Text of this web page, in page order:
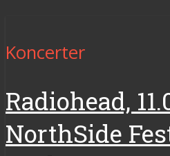
Koncerter
Radiohead,
NorthSide